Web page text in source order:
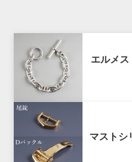
商品からタグが
配送先が日本国
お客様の責によ
購入価格の80%
購入商品のお買取額
証」サービスをご提
エルメ
マストシ